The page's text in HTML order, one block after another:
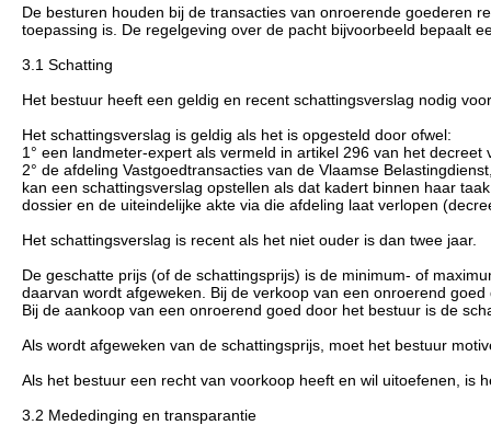
De besturen houden bij de transacties van onroerende goederen
toepassing is. De regelgeving over de pacht bijvoorbeeld bepaalt
3.1 Schatting
Het bestuur heeft een geldig en recent schattingsverslag nodig
Het schattingsverslag is geldig als het is opgesteld door ofwel:
1° een landmeter-expert als vermeld in artikel 296 van het
2° de afdeling Vastgoedtransacties van de Vlaamse
kan een schattingsverslag opstellen als dat kadert binnen haar
dossier en de uiteindelijke akte via die afdeling laat verlopen
Het schattingsverslag is recent als het niet ouder is dan twee jaar.
De geschatte prijs (of de schattingsprijs) is de minimum- of
daarvan wordt afgeweken. Bij de verkoop van een onroerend
Bij de aankoop van een onroerend goed door het bestuur is de
Als wordt afgeweken van de schattingsprijs, moet het bestuur
Als het bestuur een recht van voorkoop heeft en wil uitoefenen, is
3.2 Mededinging en transparantie